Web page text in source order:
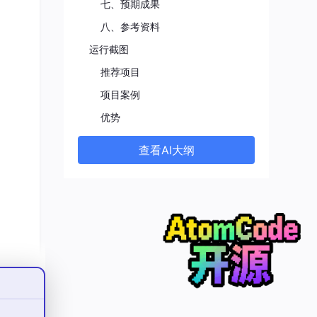
七、预期成果
八、参考资料
运行截图
推荐项目
项目案例
优势
查看AI大纲